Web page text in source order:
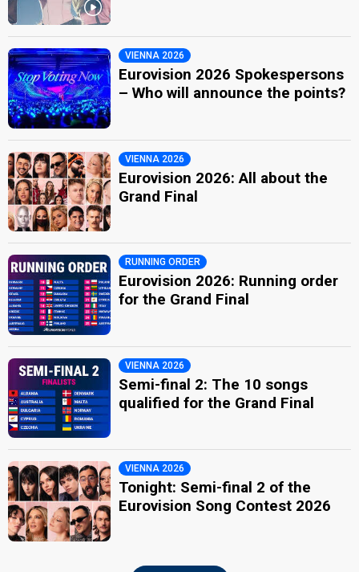
VIENNA 2026
Eurovision 2026 Spokespersons
– Who will announce the points?
VIENNA 2026
Eurovision 2026: All about the
Grand Final
RUNNING ORDER
Eurovision 2026: Running order
for the Grand Final
VIENNA 2026
Semi-final 2: The 10 songs
qualified for the Grand Final
VIENNA 2026
Tonight: Semi-final 2 of the
Eurovision Song Contest 2026